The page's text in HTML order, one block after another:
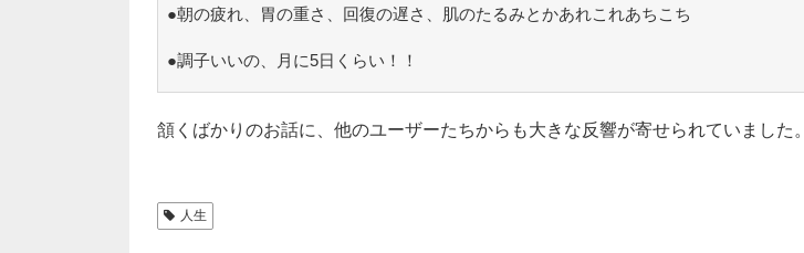
●朝の疲れ、胃の重さ、回復の遅さ、肌のたるみとかあれこれあちこち
●調子いいの、月に5日くらい！！
頷くばかりのお話に、他のユーザーたちからも大きな反響が寄せられていました。
人生